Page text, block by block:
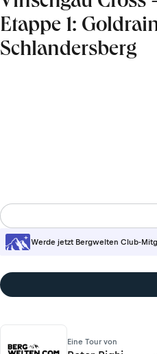
Etappe 1:
Schlandersberg
Werde jetzt Bergwelten Club-
Eine Tour von